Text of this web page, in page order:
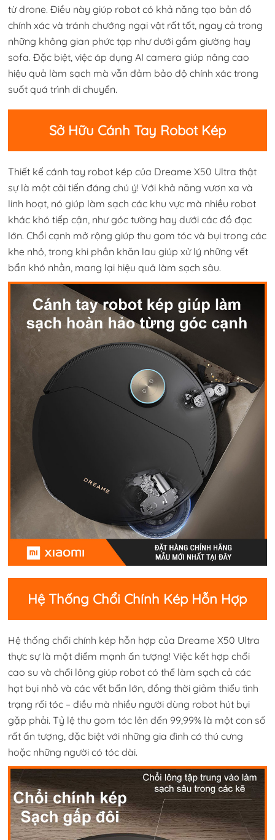
từ drone. Điều này giúp robot có khả năng tạo bản đồ
chính xác và tránh chướng ngại vật rất tốt, ngay cả trong
những không gian phức tạp như dưới gầm giường hay
sofa. Đặc biệt, việc áp dụng AI camera giúp nâng cao
hiệu quả làm sạch mà vẫn đảm bảo độ chính xác trong
suốt quá trình di chuyển.
Sở Hữu Cánh Tay Robot Kép
Thiết kế cánh tay robot kép của Dreame X50 Ultra thật
sự là một cải tiến đáng chú ý! Với khả năng vươn xa và
linh hoạt, nó giúp làm sạch các khu vực mà nhiều robot
khác khó tiếp cận, như góc tường hay dưới các đồ đạc
lớn. Chổi cạnh mở rộng giúp thu gom tóc và bụi trong các
khe nhỏ, trong khi phần khăn lau giúp xử lý những vết
bẩn khó nhằn, mang lại hiệu quả làm sạch sâu.
Hệ Thống Chổi Chính Kép Hỗn Hợp
Hệ thống chổi chính kép hỗn hợp của Dreame X50 Ultra
thực sự là một điểm mạnh ấn tượng! Việc kết hợp chổi
cao su và chổi lông giúp robot có thể làm sạch cả các
hạt bụi nhỏ và các vết bẩn lớn, đồng thời giảm thiểu tình
trạng rối tóc – điều mà nhiều người dùng robot hút bụi
gặp phải. Tỷ lệ thu gom tóc lên đến 99,99% là một con số
rất ấn tượng, đặc biệt với những gia đình có thú cưng
hoặc những người có tóc dài.